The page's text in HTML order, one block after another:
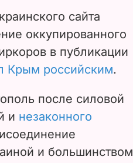
сайта
оккупированного
в публикации
Крым российским.
после силовой
и незаконного
и большинством